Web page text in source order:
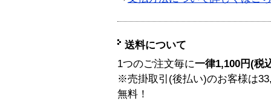
送料について
1つのご注文毎に一律1,100円(税
※売掛取引(後払い)のお客様は
無料！